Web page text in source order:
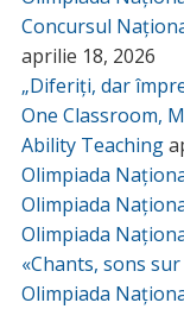
Concursul
aprilie 18, 2026
„Diferiți, dar
One Classroom,
Ability Teaching
Olimpiada
Olimpiada
Olimpiada
«Chants, sons sur
Olimpiada